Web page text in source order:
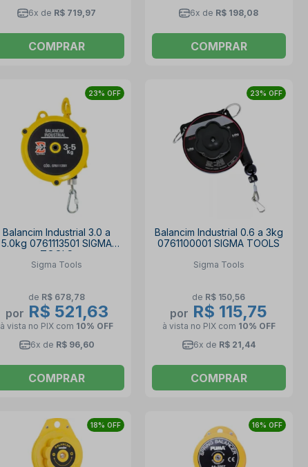
6x de R$ 719,97
COMPRAR
6x de R$ 198,08
COMPRAR
23% OFF
Balancim Industrial 3.0 a
5.0kg 0761113501 SIGMA
TOOLS
Sigma Tools
de R$ 678,78
por R$ 521,63
à vista no PIX com 10% OFF
6x de R$ 96,60
COMPRAR
23% OFF
Balancim Industrial 0.6 a 3kg
0761100001 SIGMA TOOLS
Sigma Tools
de R$ 150,56
por R$ 115,75
à vista no PIX com 10% OFF
6x de R$ 21,44
COMPRAR
18% OFF 16% OFF